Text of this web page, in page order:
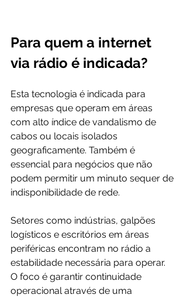
Para quem a internet
via rádio é indicada?
Esta tecnologia é indicada para
empresas que operam em áreas
com alto índice de vandalismo de
cabos ou locais isolados
geograficamente. Também é
essencial para negócios que não
podem permitir um minuto sequer de
indisponibilidade de rede.
Setores como indústrias, galpões
logísticos e escritórios em áreas
periféricas encontram no rádio a
estabilidade necessária para operar.
O foco é garantir continuidade
operacional através de uma